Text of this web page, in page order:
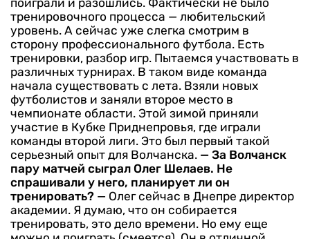
поиграли и разошлись. Фактически не было
тренировочного процесса — любительский
уровень. А сейчас уже слегка смотрим в
сторону профессионального футбола. Есть
тренировки, разбор игр. Пытаемся участвовать в
различных турнирах. В таком виде команда
начала существовать с лета. Взяли новых
футболистов и заняли второе место в
чемпионате области. Этой зимой приняли
участие в Кубке Приднепровья, где играли
команды второй лиги. Это был первый такой
серьезный опыт для Волчанска. — За Волчанск
пару матчей сыграл Олег Шелаев. Не
спрашивали у него, планирует ли он
тренировать? — Олег сейчас в Днепре директор
академии. Я думаю, что он собирается
тренировать, это дело времени. Но ему еще